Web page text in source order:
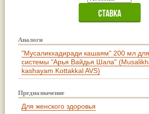
Аналоги
"Мусаликхадиради кашаям" 200 мл
системы "Арья Вайдья Шала"
kashayam Kottakkal AVS)
Предназначение
Для женского здоровья